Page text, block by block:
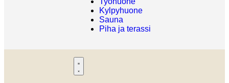
Kylpyhuone
Sauna
Piha ja terassi